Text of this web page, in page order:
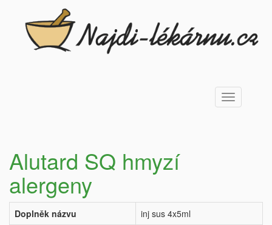
Toggle
navigation
Alutard SQ hmyzí
alergeny
Doplněk názvu
inj sus 4x5ml